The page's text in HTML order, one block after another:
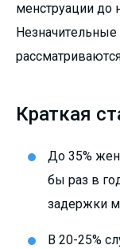
менструации до
Незначительные
Краткая
До 35%
бы раз в
задержки
В 20-25%